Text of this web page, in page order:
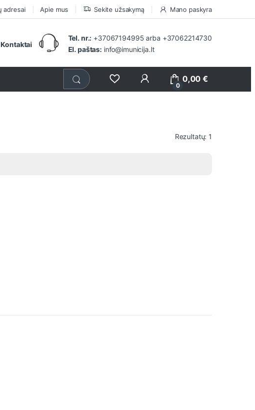
adresai Apie mus Sekite užsakymą Mano paskyra
Kontaktai
Tel. nr.: +37067194995 arba +37062214730
El. paštas: info@imunicija.lt
0
0,00€
Rezultatų: 1
product page